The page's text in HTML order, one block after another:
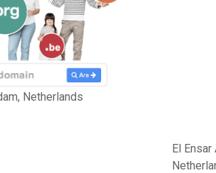
Netherlands
El